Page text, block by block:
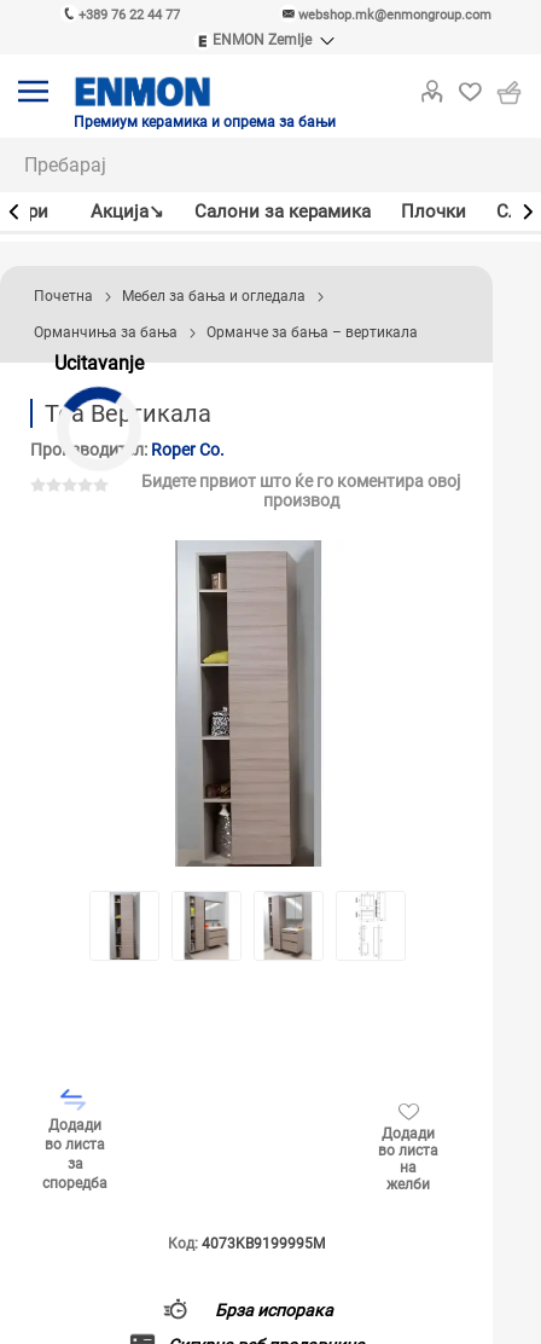
+389 76 22 44 77 webshop.mk@enmongroup.com
ENMON Zemlje
ENMON MKD
Премиум керамика и опрема за бањи
Акцијa↘ Салони за керамика Плочки
Ucitavanje
Почетна Мебел за бања и огледала
Орманчиња за бања Орманче за бања – вертикала
Tea Вертикала
Производител: Roper Co.
Бидете првиот што ќе го коментира овој
производ
Додади
во листа
за
споредба
Додади
во листа
на
желби
Код: 4073KB9199995M
Брза испорака